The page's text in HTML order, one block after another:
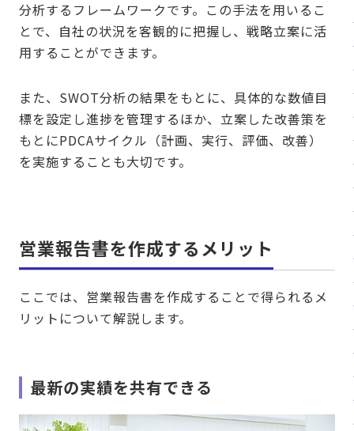
分析するフレームワークです。この手法を用いるこ
とで、自社の状況を客観的に把握し、戦略立案に活
用することができます。
また、SWOT分析の結果をもとに、具体的な数値目
標を設定し進捗を管理するほか、立案した改善策を
もとにPDCAサイクル（計画、実行、評価、改善）
を実施することも大切です。
営業報告書を作成するメリット
ここでは、営業報告書を作成することで得られるメ
リットについて解説します。
最新の実績を共有できる